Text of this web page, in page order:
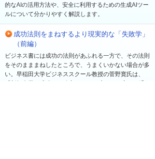
的なAIの活用方法や、安全に利用するための生成AIツー
ルについて分かりやすく解説します。
成功法則をまねするより現実的な「失敗学」
（前編）
ビジネス書には成功の法則があふれる一方で、その法則
をそのまままねしたところで、うまくいかない場合が多
い。早稲田大学ビジネススクール教授の菅野寛氏は、